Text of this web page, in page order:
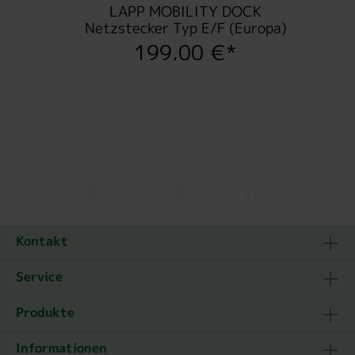
LAPP MOBILITY DOCK
Netzstecker Typ E/F (Europa)
199,00 €*
Kontakt
Service
Produkte
Informationen